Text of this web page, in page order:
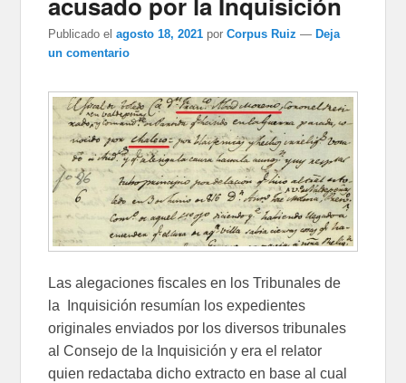
Publicado el agosto 18, 2021 porCorpus Ruiz — Deja
un comentario
Las alegaciones fiscales en los Tribunales de
la Inquisición resumían los expedientes
originales enviados por los diversos tribunales
al Consejo de la Inquisición y era el relator
quien redactaba dicho extracto en base al cual